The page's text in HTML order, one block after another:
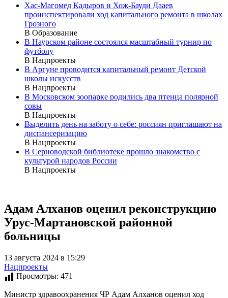
Хас-Магомед Кадыров и Хож-Бауди Дааев
проинспектировали ход капитального ремонта в школах
Грозного
В Образование
В Наурском районе состоялся масштабный турнир по
футболу
В Нацпроекты
В Аргуне проводится капитальный ремонт Детской
школы искусств
В Нацпроекты
В Московском зоопарке родились два птенца полярной
совы
В Нацпроекты
Выделить день на заботу о себе: россиян приглашают на
диспансеризацию
В Нацпроекты
В Серноводской библиотеке прошло знакомство с
культурой народов России
В Нацпроекты
Адам Алханов оценил реконструкцию
Урус-Мартановской районной
больницы
13 августа 2024 в 15:29
Нацпроекты
Просмотры: 471
Министр здравоохранения ЧР Адам Алханов оценил ход